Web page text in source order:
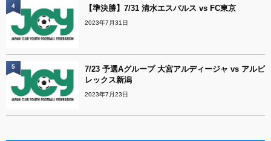
【準決勝】7/31 清水エスパルス vs FC東京
2023年7月31日
4
7/23 予選Aグループ 大宮アルディージャ vs アルビ
レックス新潟
2023年7月23日
5